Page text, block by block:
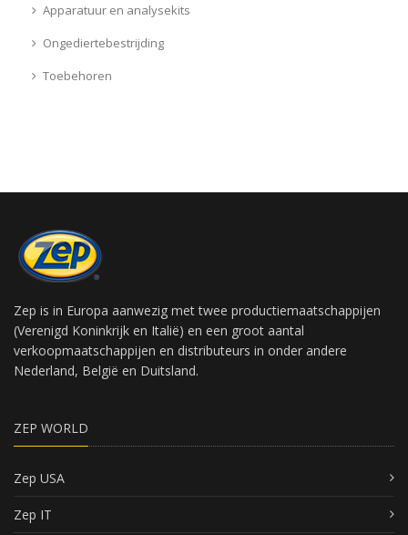
Apparatuur en analysekits
Ongediertebestrijding
Toebehoren
Zep is in Europa aanwezig met twee productiemaatschappijen
(Verenigd Koninkrijk en Italië) en een groot aantal
verkoopmaatschappijen en distributeurs in onder andere
Nederland, België en Duitsland.
ZEP WORLD
Zep USA
Zep IT